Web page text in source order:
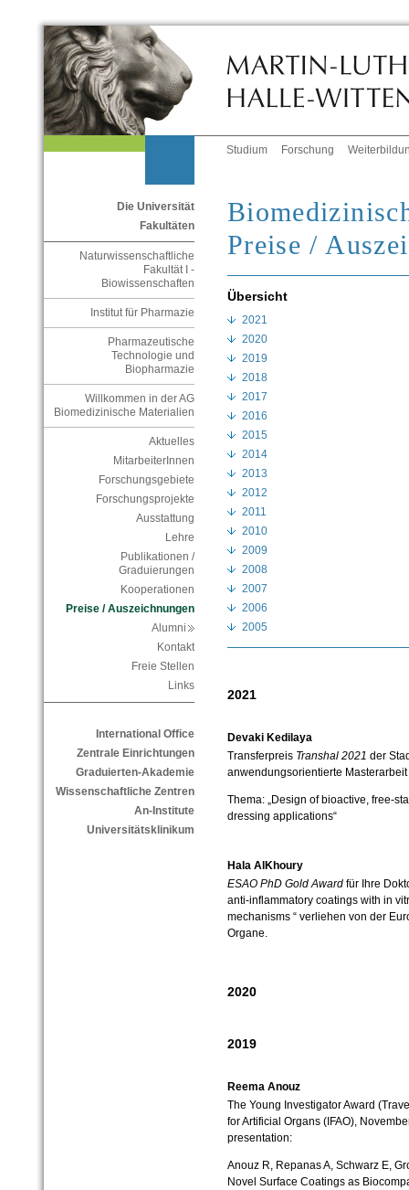
Studium Forschung
Die Universität
Fakultäten
Naturwissenschaftliche
Fakultät I -
Biowissenschaften
Institut für Pharmazie
Pharmazeutische
Technologie und
Biopharmazie
Willkommen in der AG
Biomedizinische Materialien
Aktuelles
MitarbeiterInnen
Forschungsgebiete
Forschungsprojekte
Ausstattung
Lehre
Publikationen /
Graduierungen
Kooperationen
Preise / Auszeichnungen
Alumni
Kontakt
Freie Stellen
Links
International Office
Zentrale Einrichtungen
Graduierten-Akademie
Wissenschaftliche Zentren
An-Institute
Universitätsklinikum
Preise /
Übersicht
2021
2020
2019
2018
2017
2016
2015
2014
2013
2012
2011
2010
2009
2008
2007
2006
2005
2021
Devaki Kedilaya
Transferpreis Transhal 2021 der
anwendungsorientierte Masterarbeit
Thema: „Design of bioactive, free-
dressing applications“
Hala AlKhoury
ESAO PhD Gold Awardfür Ihre
anti-inflammatory coatings with in
mechanisms “ verliehen von der
Organe.
2020
2019
Reema Anouz
The Young Investigator Award
for Artificial Organs (IFAO),
presentation:
Anouz R, Repanas A, Schwarz E,
Novel Surface Coatings as